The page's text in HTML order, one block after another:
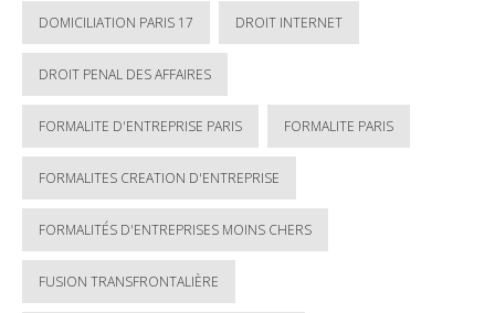
DOMICILIATION PARIS 17 DROIT INTERNET
DROIT PENAL DES AFFAIRES
FORMALITE D'ENTREPRISE PARIS FORMALITE PARIS
FORMALITES CREATION D'ENTREPRISE
FORMALITÉS D'ENTREPRISES MOINS CHERS
FUSION TRANSFRONTALIÈRE